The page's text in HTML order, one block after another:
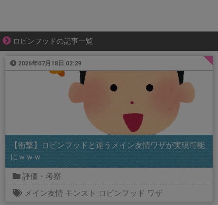
ロビンフッドの記事一覧
2026年07月18日 02:29
【衝撃】ロビンフッドと違うメイン友情ワザが実現可能
にｗｗｗ
評価・考察
メイン友情 モンスト ロビンフッド ワザ